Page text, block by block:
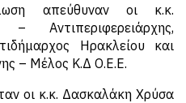
απεύθυναν οι κ.κ.
Αντιπεριφερειάρχης,
Ηρακλείου και
– Μέλος Κ.Δ Ο.Ε.Ε.
οι κ.κ. Δασκαλάκη Χρύσα